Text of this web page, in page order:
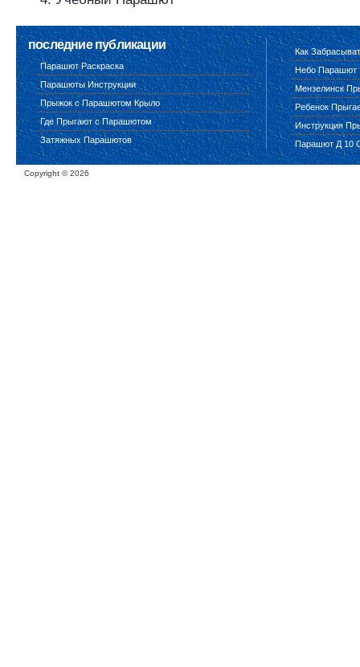
последние публикации
Парашют Раскраска
Парашюты Инструкции
Прыжок с Парашютом Крыло
Где Прыгают с Парашютом
Затяжных Парашютов
Как
Небо Парашют
Мензелинск
Ребенок
Инструкция
Парашют Д 10
Copyright ©2026